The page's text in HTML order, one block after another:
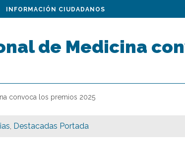
INFORMACIÓN CIUDADANOS
de Medicina
convoca los premios 2025
, Destacadas Portada